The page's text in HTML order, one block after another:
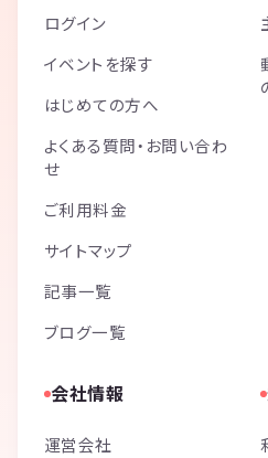
ログイン
イベントを探す
はじめての方へ
よくある質問・お問い合わ
せ
ご利用料金
サイトマップ
記事一覧
ブログ一覧
会社情報
運営会社